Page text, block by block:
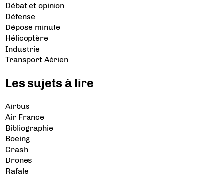
Débat et opinion
Défense
Dépose minute
Hélicoptère
Industrie
Transport Aérien
Les sujets à lire
Airbus
Air France
Bibliographie
Boeing
Crash
Drones
Rafale